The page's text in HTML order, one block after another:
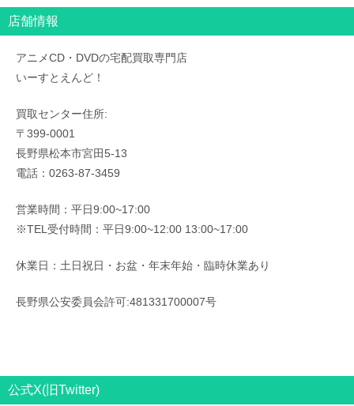
店舗情報
アニメCD・DVDの宅配買取専門店
いーすとえんど！
買取センター住所:
〒399-0001
長野県松本市宮田5-13
電話：0263-87-3459
営業時間：平日9:00~17:00
※TEL受付時間：平日9:00~12:00 13:00~17:00
休業日：土日祝日・お盆・年末年始・臨時休業あり
長野県公安委員会許可:481331700007号
公式X(旧Twitter)